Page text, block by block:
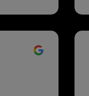
problema.